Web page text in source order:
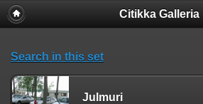
Citikka Galleria
Search in this set
Julmuri